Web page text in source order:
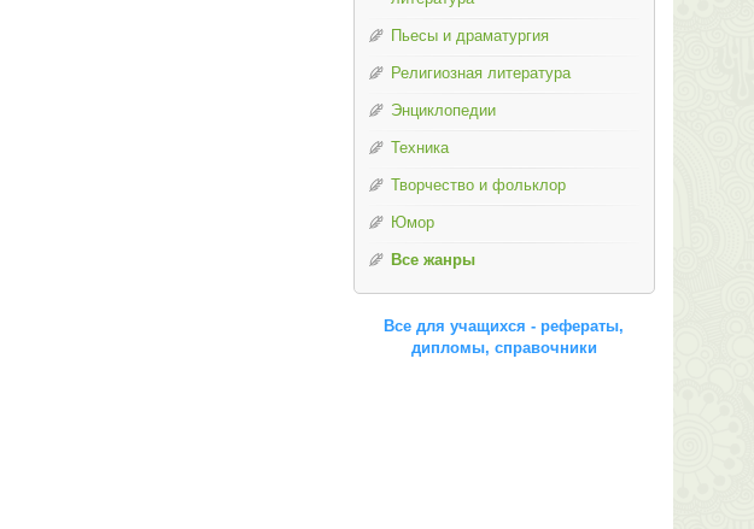
Пьесы и драматургия
Религиозная литература
Энциклопедии
Техника
Творчество и фольклор
Юмор
Все жанры
Все для учащихся - рефераты,
дипломы, справочники